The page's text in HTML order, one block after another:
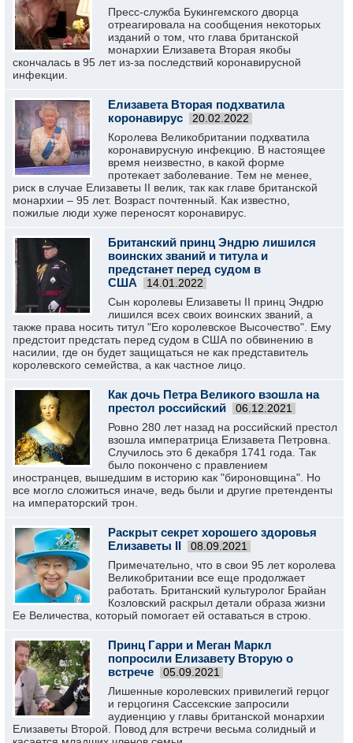
Пресс-служба Букингемского дворца
отреагировала на сообщения некоторых
изданий о том, что глава британской
монархии Елизавета Вторая якобы
скончалась в 95 лет из-за последствий коронавирусной
инфекции.
Елизавета Вторая подхватила
коронавирус
20.02.2022
Королева Великобритании подхватила
коронавирусную инфекцию. В настоящее
время неизвестно, в какой форме
протекает заболевание. Тем не менее,
риск в случае Елизаветы II велик, так как главе британской
монархии – 95 лет. Возраст почтенный. Как известно,
пожилые люди хуже переносят коронавирус.
Британский принц Эндрю лишился
воинских званий и титула и
предстанет перед судом в
США
14.01.2022
Сын королевы Елизаветы II принц Эндрю
лишился всех своих воинских званий, а
также права носить титул "Его королевское Высочество". Ему
предстоит предстать перед судом в США по обвинению в
насилии, где он будет защищаться не как представитель
королевского семейства, а как частное лицо.
Как дочь Петра Великого взошла на
престол российский
06.12.2021
Ровно 280 лет назад на российский престол
взошла императрица Елизавета Петровна.
Случилось это 6 декабря 1741 года. Так
было покончено с правлением
иностранцев, вышедшим в историю как "бироновщина". Но
все могло сложиться иначе, ведь были и другие претенденты
на императорский трон.
Раскрыт секрет хорошего здоровья
Елизаветы II
08.09.2021
Примечательно, что в свои 95 лет королева
Великобритании все еще продолжает
работать. Британский культуролог Брайан
Козловский раскрыл детали образа жизни
Ее Величества, который помогает ей оставаться в строю.
Принц Гарри и Меган Маркл
попросили Елизавету Вторую о
встрече
05.09.2021
Лишенные королевских привилегий герцог
и герцогиня Сассекские запросили
аудиенцию у главы британской монархии
Елизаветы Второй. Повод для встречи весьма солидный и